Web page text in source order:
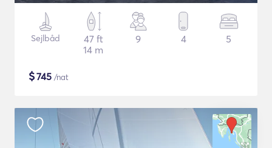
Sejlbåd
47 ft
14 m
9 4 5
$745 /nat